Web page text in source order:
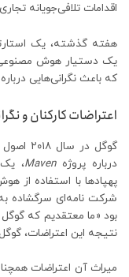
اقدامات تلافی‌جویانه
هفته گذشته، یک
که باعث نگرانی‌هایی
اعتراضات کارکنان و
گوگل
درباره پروژهMaven، یک
پهپادها با استفاده از
شرکت نامه‌ای سرگشاده
بود «ما معتقدیم که
نتیجه این اعتراضات،
میراث آن اعتراضات